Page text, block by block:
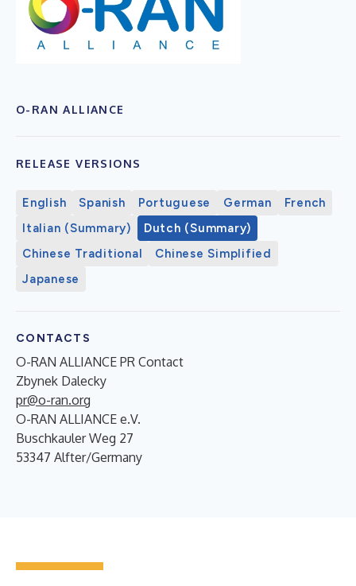
O-RAN ALLIANCE
RELEASE VERSIONS
English Spanish Portuguese German
French
Italian (Summary)
Dutch (Summary)
Chinese Traditional
Chinese Simplified
Japanese
CONTACTS
O-RAN ALLIANCE PR Contact
Zbynek Dalecky
pr@o-ran.org
O-RAN ALLIANCE e.V.
Buschkauler Weg 27
53347 Alfter/Germany